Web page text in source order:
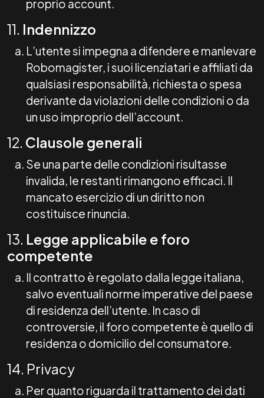
proprio account.
11. Indennizzo
L’utente si impegna a difendere e manlevare
Robomagister, i suoi licenziatari e affiliati da
qualsiasi responsabilità, richiesta o spesa
derivante da violazioni delle condizioni o da
un uso improprio dell’account.
12. Clausole generali
Se una parte delle condizioni risultasse
invalida, le restanti rimangono efficaci. Il
mancato esercizio di un diritto non
costituisce rinuncia.
13. Legge applicabile e foro
competente
Il contratto è regolato dalla legge italiana,
salvo eventuali norme imperative del paese
di residenza dell’utente. In caso di
controversie, il foro competente è quello di
residenza o domicilio del consumatore.
14. Privacy
Per quanto riguarda il trattamento dei dati